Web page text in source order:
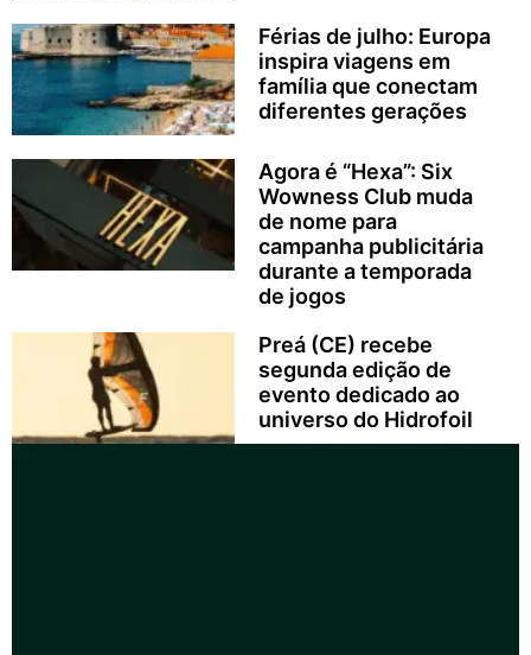
Férias de julho: Europa
inspira viagens em
família que conectam
diferentes gerações
Agora é “Hexa”: Six
Wowness Club muda
de nome para
campanha publicitária
durante a temporada
de jogos
Preá (CE) recebe
segunda edição de
evento dedicado ao
universo do Hidrofoil